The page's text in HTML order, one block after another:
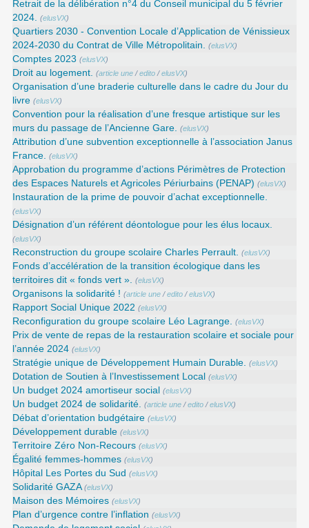
Retrait de la délibération n°4 du Conseil municipal du 5 février
2024. (elusVX)
Quartiers 2030 - Convention Locale d’Application de Vénissieux
2024-2030 du Contrat de Ville Métropolitain. (elusVX)
Comptes 2023 (elusVX)
Droit au logement. (article une/edito/elusVX)
Organisation d’une braderie culturelle dans le cadre du Jour du
livre (elusVX)
Convention pour la réalisation d’une fresque artistique sur les
murs du passage de l’Ancienne Gare. (elusVX)
Attribution d’une subvention exceptionnelle à l’association Janus
France. (elusVX)
Approbation du programme d’actions Périmètres de Protection
des Espaces Naturels et Agricoles Périurbains (PENAP) (elusVX)
Instauration de la prime de pouvoir d’achat exceptionnelle.
(elusVX)
Désignation d’un référent déontologue pour les élus locaux.
(elusVX)
Reconstruction du groupe scolaire Charles Perrault. (elusVX)
Fonds d’accélération de la transition écologique dans les
territoires dit « fonds vert ». (elusVX)
Organisons la solidarité ! (article une/edito/elusVX)
Rapport Social Unique 2022 (elusVX)
Reconfiguration du groupe scolaire Léo Lagrange. (elusVX)
Prix de vente de repas de la restauration scolaire et sociale pour
l’année 2024 (elusVX)
Stratégie unique de Développement Humain Durable. (elusVX)
Dotation de Soutien à l’Investissement Local (elusVX)
Un budget 2024 amortiseur social (elusVX)
Un budget 2024 de solidarité. (article une/edito/elusVX)
Débat d’orientation budgétaire (elusVX)
Développement durable (elusVX)
Territoire Zéro Non-Recours (elusVX)
Égalité femmes-hommes (elusVX)
Hôpital Les Portes du Sud (elusVX)
Solidarité GAZA (elusVX)
Maison des Mémoires (elusVX)
Plan d’urgence contre l’inflation (elusVX)